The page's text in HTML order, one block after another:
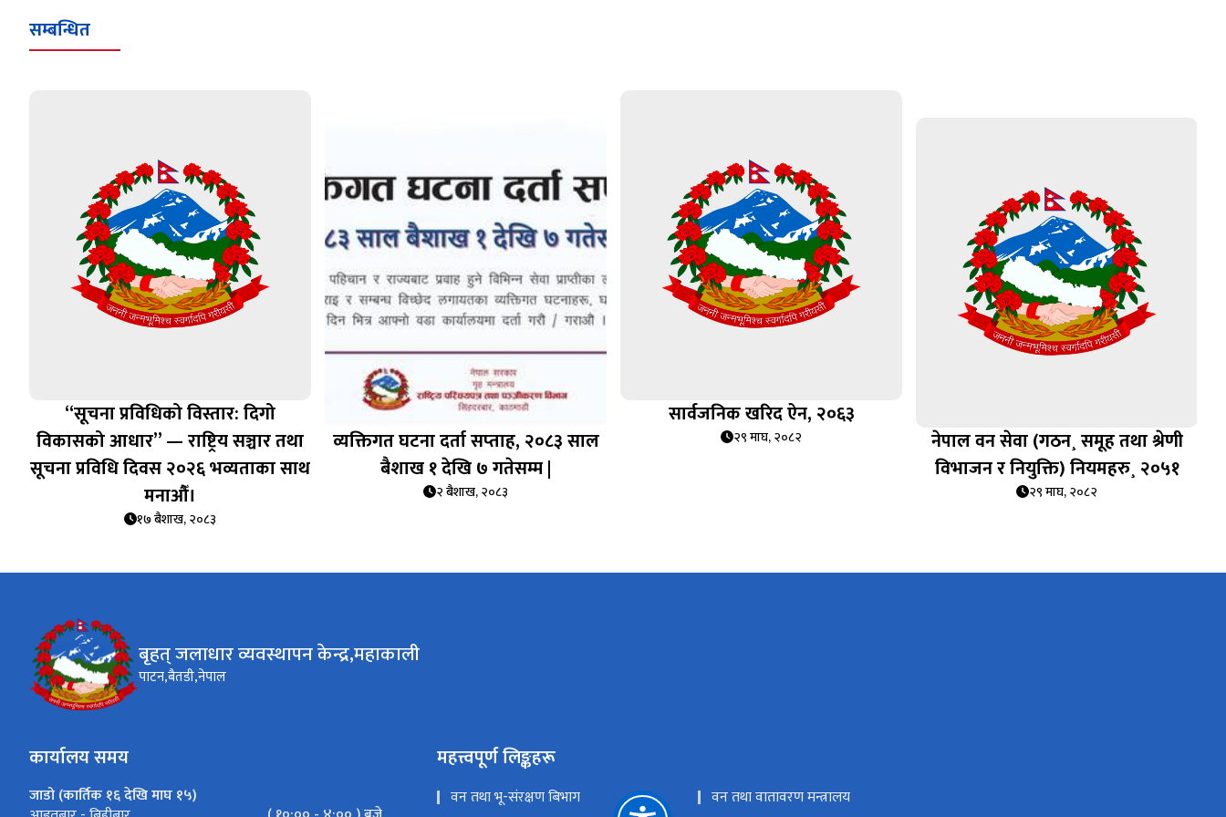
सम्बन्धित
“सूचना प्रविधिको विस्तार: दिगो
विकासको आधार” — राष्ट्रिय सञ्चार तथा
सूचना प्रविधि दिवस २०२६ भव्यताका साथ
मनाऔँ।
१७ बैशाख, २०८३
व्यक्तिगत घटना दर्ता सप्‍ताह, २०८३ साल
बैशाख १ देखि ७ गतेसम्म |
२ बैशाख, २०८३
सार्वजनिक खरिद ऐन, २०६३
२९ माघ, २०८२
नेपाल वन सेवा (गठन¸ समूह तथा श्रेणी
विभाजन र नियुक्ति) नियमहरु¸ २०५१
२९ माघ, २०८२
बृहत् जलाधार व्यवस्थापन केन्द्र,महाकाली
पाटन,बैतडी,नेपाल
कार्यालय समय
जाडो (कार्तिक १६ देखि माघ १५)
महत्त्वपूर्ण लिङ्कहरू
वन तथा भू-संरक्षण बिभाग
वन तथा वातावरण मन्त्रालय